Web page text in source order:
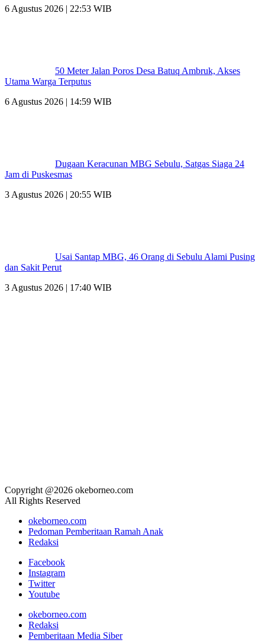
6 Agustus 2026 | 22:53 WIB
50 Meter Jalan Poros Desa Batuq Ambruk, Akses
Utama Warga Terputus
6 Agustus 2026 | 14:59 WIB
Dugaan Keracunan MBG Sebulu, Satgas Siaga 24
Jam di Puskesmas
3 Agustus 2026 | 20:55 WIB
Usai Santap MBG, 46 Orang di Sebulu Alami Pusing
dan Sakit Perut
3 Agustus 2026 | 17:40 WIB
Copyright @2026 okeborneo.com
All Rights Reserved
okeborneo.com
Pedoman Pemberitaan Ramah Anak
Redaksi
Facebook
Instagram
Twitter
Youtube
okeborneo.com
Redaksi
Pemberitaan Media Siber